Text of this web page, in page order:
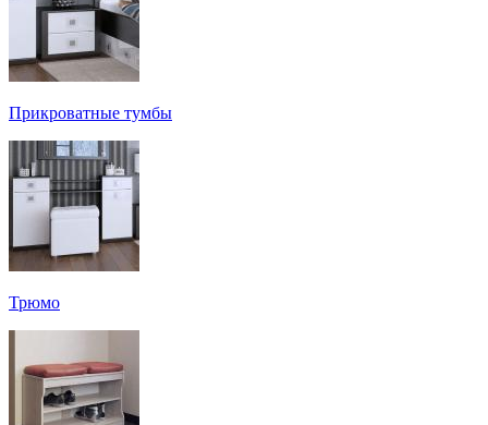
Прикроватные тумбы
Трюмо